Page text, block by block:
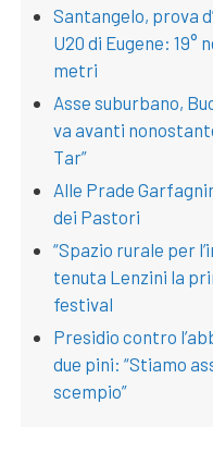
Santangelo, prova
U20 di Eugene: 19°
metri
Asse suburbano,
va avanti
Tar”
Alle Prade
dei Pastori
“Spazio rurale per
tenuta Lenzini la
festival
Presidio contro
due pini: “Stiamo
scempio”